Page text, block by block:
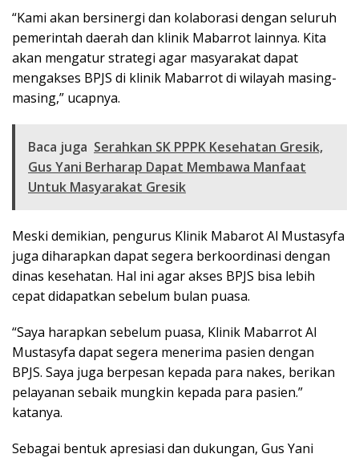
“Kami akan bersinergi dan kolaborasi dengan seluruh
pemerintah daerah dan klinik Mabarrot lainnya. Kita
akan mengatur strategi agar masyarakat dapat
mengakses BPJS di klinik Mabarrot di wilayah masing-
masing,” ucapnya.
Baca juga Serahkan SK PPPK Kesehatan Gresik,
Gus Yani Berharap Dapat Membawa Manfaat
Untuk Masyarakat Gresik
Meski demikian, pengurus Klinik Mabarot Al Mustasyfa
juga diharapkan dapat segera berkoordinasi dengan
dinas kesehatan. Hal ini agar akses BPJS bisa lebih
cepat didapatkan sebelum bulan puasa.
“Saya harapkan sebelum puasa, Klinik Mabarrot Al
Mustasyfa dapat segera menerima pasien dengan
BPJS. Saya juga berpesan kepada para nakes, berikan
pelayanan sebaik mungkin kepada para pasien.”
katanya.
Sebagai bentuk apresiasi dan dukungan, Gus Yani